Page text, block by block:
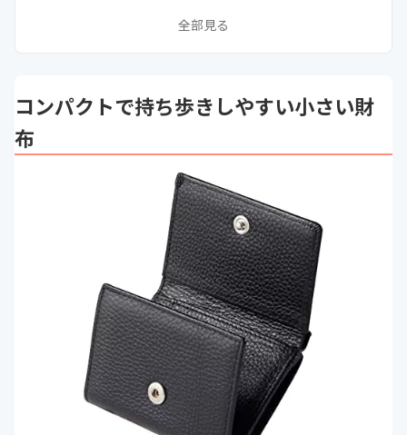
ハイブランドのミニ財布人気おすすめランキング3
安いミニ財布のおすすめ商品比較一覧表
高校生向けミニ財布のおすすめ商品比較一覧表
通販サイトの最新売れ筋ランキングもチェック！
小銭入れをお求めならこちらをチェック！
全部見る
コンパクトで持ち歩きしやすい小さい財
布